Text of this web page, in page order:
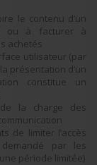
le contenu d’un
ou à facturer à
achetés
utilisateur (par
présentation d’un
constitue un
la charge des
de limiter l’accès
par les
période limitée)